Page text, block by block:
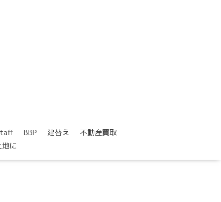
BBP 建替え
不動産買取
に